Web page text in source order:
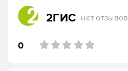
2ГИС нет отзывов
0